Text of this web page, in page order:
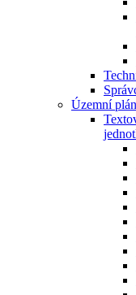
Územní